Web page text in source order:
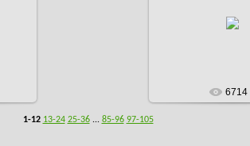
6714
1-12 13-24 25-36 ... 85-96 97-105